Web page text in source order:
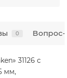
0 Вопрос-
31126 с
мм,